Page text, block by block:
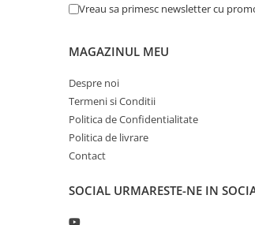
Vreau sa primesc newsletter cu
MAGAZINUL MEU
Despre noi
Termeni si Conditii
Politica de Confidentialitate
Politica de livrare
Contact
SOCIAL URMARESTE-NE IN